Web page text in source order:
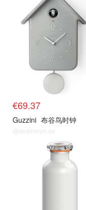
€69.37
Guzzini 布谷鸟时钟
@dealmoon.de